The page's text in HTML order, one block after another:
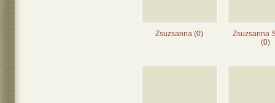
Zsuzsanna (0)
Zsuzsanna
(0)